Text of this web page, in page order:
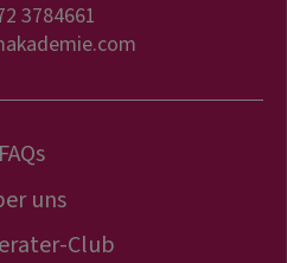
3784661
FAQs
uns
Club